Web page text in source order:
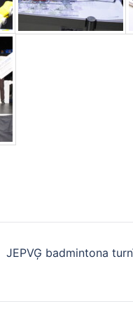
JEPVĢ badmintona